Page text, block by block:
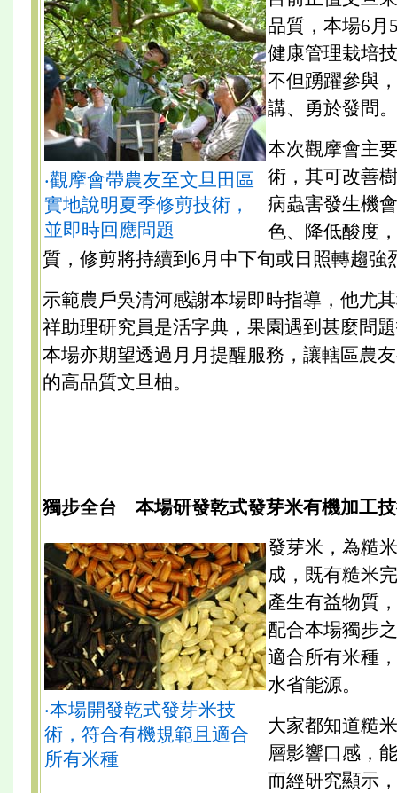
‧觀摩會帶農友至文旦田區
實地說明夏季修剪技術，
並即時回應問題
品質，本場6月
健康管理栽培
不但踴躍參與
講、勇於發問。
本次觀摩會主
術，其可改善
病蟲害發生機
色、降低酸度
質，修剪將持續到6月中下旬或日照轉趨強
示範農戶吳清河感謝本場即時指導，他尤
祥助理研究員是活字典，果園遇到甚麼問
本場亦期望透過月月提醒服務，讓轄區農
的高品質文旦柚。
獨步全台 本場研發乾式發芽米有機加工
‧本場開發乾式發芽米技
術，符合有機規範且適合
所有米種
發芽米，為糙
成，既有糙米
產生有益物質
配合本場獨步
適合所有米種
水省能源。
大家都知道糙
層影響口感，
而經研究顯示